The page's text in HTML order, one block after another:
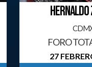
FORO
27